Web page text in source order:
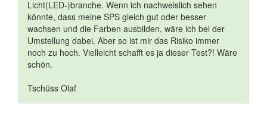
Licht(LED-)branche. Wenn ich nachweislich sehen
könnte, dass meine SPS gleich gut oder besser
wachsen und die Farben ausbilden, wäre ich bei der
Umstellung dabei. Aber so ist mir das Risiko immer
noch zu hoch. Vielleicht schafft es ja dieser Test?! Wäre
schön.
Tschüss Olaf